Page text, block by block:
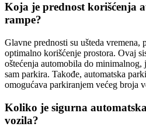
Koja je prednost korišćenja
rampe?
Glavne prednosti su ušteda vremena,
optimalno korišćenje prostora. Ovaj
oštećenja automobila do minimalnog,
sam parkira. Takođe, automatska
omogućava parkiranjem većeg broja
Koliko je sigurna
vozila?